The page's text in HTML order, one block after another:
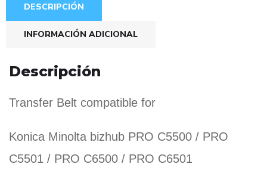
DESCRIPCIÓN
INFORMACIÓN ADICIONAL
Descripción
Transfer Belt compatible for
Konica Minolta bizhub PRO C5500 / PRO
C5501 / PRO C6500 / PRO C6501